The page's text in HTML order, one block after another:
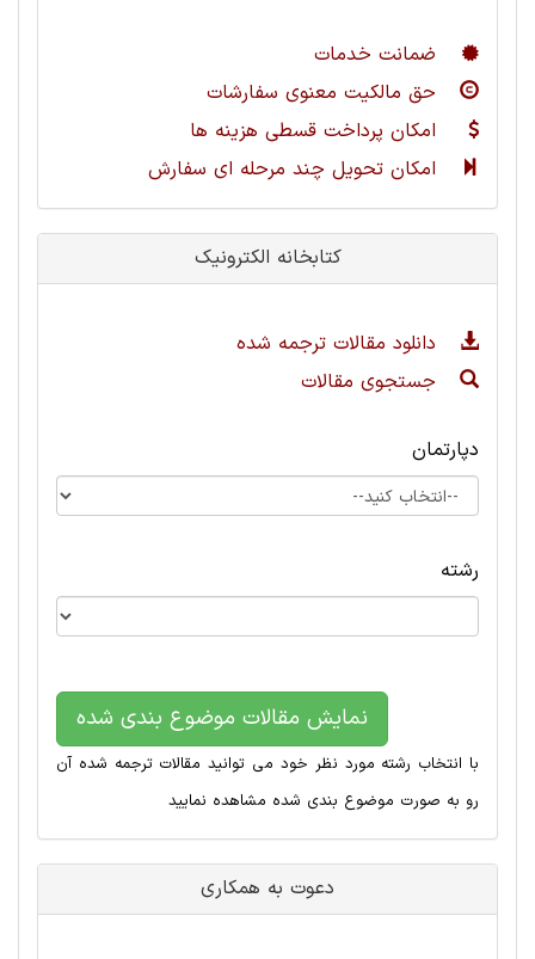
ضمانت خدمات
حق مالکیت معنوی سفارشات
امکان پرداخت قسطی هزینه ها
امکان تحویل چند مرحله ای سفارش
کتابخانه الکترونیک
دانلود مقالات ترجمه شده
جستجوی مقالات
دپارتمان
رشته
نمایش مقالات موضوع بندی شده
با انتخاب رشته مورد نظر خود می توانید مقالات ترجمه شده آن
رو به صورت موضوع بندی شده مشاهده نمایید
دعوت به همکاری